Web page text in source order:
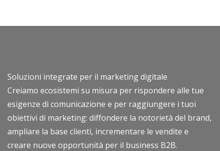
Soluzioni integrate per il marketing digitale
Creiamo ecosistemi su misura per rispondere alle tue
esigenze di comunicazione e per raggiungere i tuoi
obiettivi di marketing: diffondere la notorietà del brand,
ampliare la base clienti, incrementare le vendite e
creare nuove opportunità per il business B2B.